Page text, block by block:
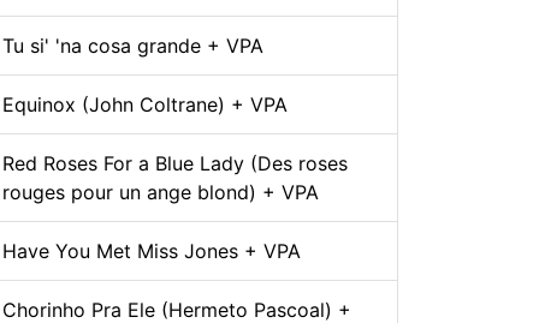
Tu si' 'na cosa grande + VPA
Equinox (John Coltrane) + VPA
Red Roses For a Blue Lady (Des roses
rouges pour un ange blond) + VPA
Have You Met Miss Jones + VPA
Chorinho Pra Ele (Hermeto Pascoal) +